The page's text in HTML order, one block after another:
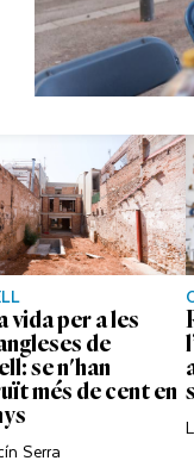
vida per a les
de
se n'han
més de cent en
Serra